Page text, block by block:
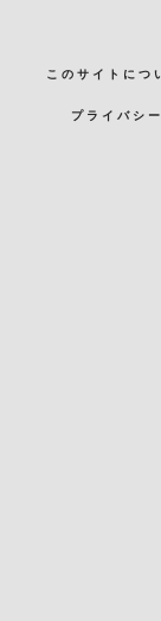
このサイトにつ
プライバシ